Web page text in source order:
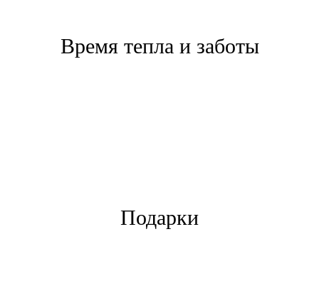
Время тепла и заботы
Подарки